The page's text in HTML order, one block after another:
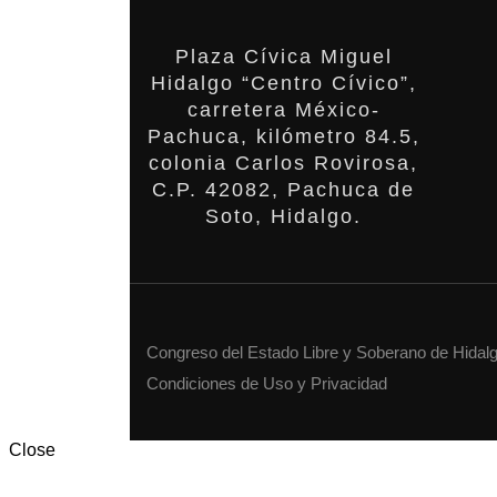
Plaza Cívica Miguel
Hidalgo “Centro Cívico”,
carretera México-
Pachuca, kilómetro 84.5,
colonia Carlos Rovirosa,
C.P. 42082, Pachuca de
Soto, Hidalgo.
Congreso del Estado Libre y Soberano de
Condiciones de Uso y Privacidad
Close